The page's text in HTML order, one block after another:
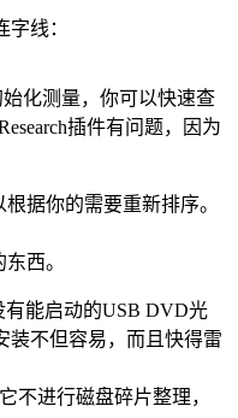
线：
化测量，你可以快速查
插件有问题，因为
据你的需要重新排序。
西。
有能启动的USB DVD光
装不但容易，而且快得雷
不进行磁盘碎片整理，